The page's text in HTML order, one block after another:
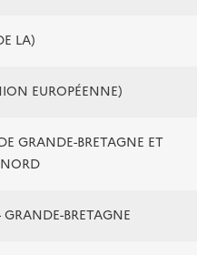
LA)
EUROPÉENNE)
GRANDE-BRETAGNE ET
BRETAGNE